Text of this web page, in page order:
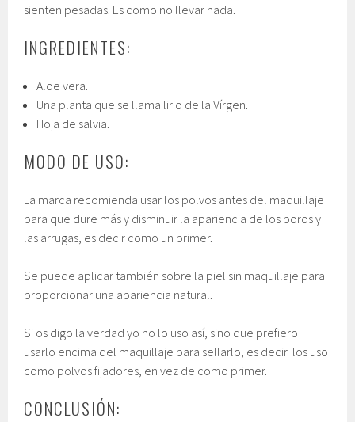
sienten pesadas. Es como no llevar nada.
INGREDIENTES:
Aloe vera.
Una planta que se llama lirio de la Vírgen.
Hoja de salvia.
MODO DE USO:
La marca recomienda usar los polvos antes del maquillaje
para que dure más y disminuir la apariencia de los poros y
las arrugas, es decir como un primer.
Se puede aplicar también sobre la piel sin maquillaje para
proporcionar una apariencia natural.
Si os digo la verdad yo no lo uso así, sino que prefiero
usarlo encima del maquillaje para sellarlo, es decir los uso
como polvos fijadores, en vez de como primer.
CONCLUSIÓN: